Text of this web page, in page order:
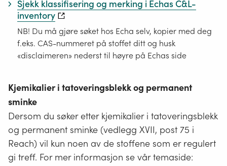
Sjekk klassifisering og merking i Echas C&L-
inventory
NB! Du må gjøre søket hos Echa selv, kopier med deg
f.eks. CAS-nummeret på stoffet ditt og husk
«disclaimeren» nederst til høyre på Echas side
Kjemikalier i tatoveringsblekk og permanent
sminke
Dersom du søker etter kjemikalier i tatoveringsblekk
og permanent sminke (vedlegg XVII, post 75 i
Reach) vil kun noen av de stoffene som er regulert
gi treff. For mer informasjon se vår temaside: